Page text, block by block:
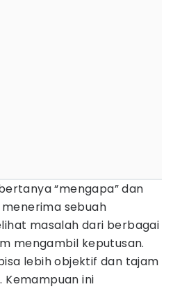
“mengapa” dan
sebuah
masalah dari berbagai
mengambil keputusan.
lebih objektif dan tajam
Kemampuan ini